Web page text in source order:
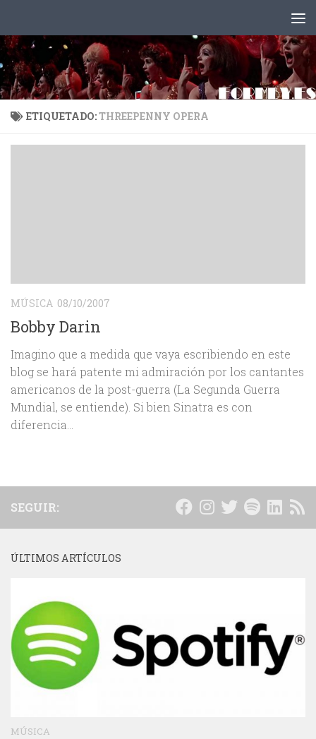
ETIQUETADO:THREEPENNY OPERA
MÚSICA 08/10/2007
Bobby Darin
Imagino que a medida que vaya escribiendo en este
blog se hará patente mi admiración por los cantantes
americanos de la post-guerra (La Segunda Guerra
Mundial, se entiende). Si bien Sinatra es con
diferencia...
SEGUIR:
ÚLTIMOS ARTÍCULOS
MÚSICA